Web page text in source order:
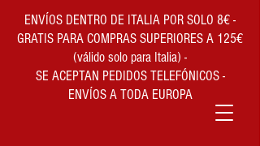
ENVÍOS DENTRO DE ITALIA POR SOLO 8€ -
GRATIS PARA COMPRAS SUPERIORES A 125€
(válido solo para Italia) -
SE ACEPTAN PEDIDOS TELEFÓNICOS -
ENVÍOS A TODA EUROPA